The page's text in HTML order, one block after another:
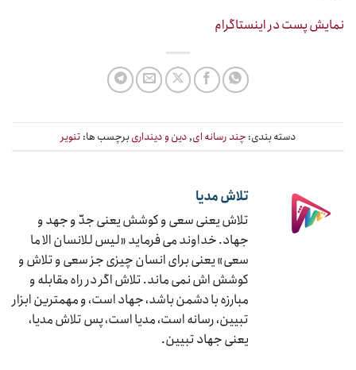
نمایش پست در اینستاگرام
دسته بندی: چند رسانه ای, دین و دینداریبرچسب ها: تنویر
تلاش مدیا
تلاش یعنی سعی و کوشش یعنی جدّ و جهد و
جهاد. خداوند می فرماید «لیس للانسان الا ما
سعی» یعنی برای انسان چیزی جز سعی و تلاش و
کوشش اش نمی ماند. تلاش اگر در راه مقابله و
مبارزه با دشمن باشد، جهاد است، و مهمترین ابزار
تبیین، رسانه است، مدیا است، پس تلاش مدیا،
یعنی جهاد تبیین.